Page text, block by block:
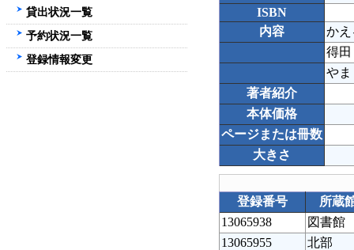
ISBN
内容
か
得
や
著者紹介
本体価格
ページまたは冊数
大きさ
登録番号
所蔵
13065938
図書館
13065955
北部
貸出状況一覧
予約状況一覧
登録情報変更